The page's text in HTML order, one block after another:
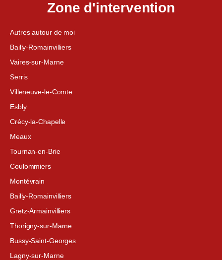
Zone d'intervention
Autres autour de moi
Bailly-Romainvilliers
Vaires-sur-Marne
Serris
Villeneuve-le-Comte
Esbly
Crécy-la-Chapelle
Meaux
Tournan-en-Brie
Coulommiers
Montévrain
Bailly-Romainvilliers
Gretz-Armainvilliers
Thorigny-sur-Marne
Bussy-Saint-Georges
Lagny-sur-Marne